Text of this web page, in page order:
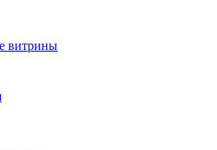
витрины